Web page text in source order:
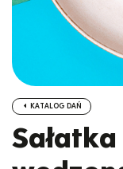
KATALOG DAŃ